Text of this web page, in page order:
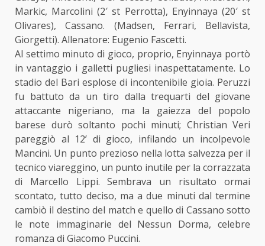
Markic, Marcolini (2′ st Perrotta), Enyinnaya (20′ st
Olivares), Cassano. (Madsen, Ferrari, Bellavista,
Giorgetti). Allenatore: Eugenio Fascetti.
Al settimo minuto di gioco, proprio, Enyinnaya portò
in vantaggio i galletti pugliesi inaspettatamente. Lo
stadio del Bari esplose di incontenibile gioia. Peruzzi
fu battuto da un tiro dalla trequarti del giovane
attaccante nigeriano, ma la gaiezza del popolo
barese durò soltanto pochi minuti; Christian Veri
pareggiò al 12’ di gioco, infilando un incolpevole
Mancini. Un punto prezioso nella lotta salvezza per il
tecnico viareggino, un punto inutile per la corrazzata
di Marcello Lippi. Sembrava un risultato ormai
scontato, tutto deciso, ma a due minuti dal termine
cambiò il destino del match e quello di Cassano sotto
le note immaginarie del Nessun Dorma, celebre
romanza di Giacomo Puccini.